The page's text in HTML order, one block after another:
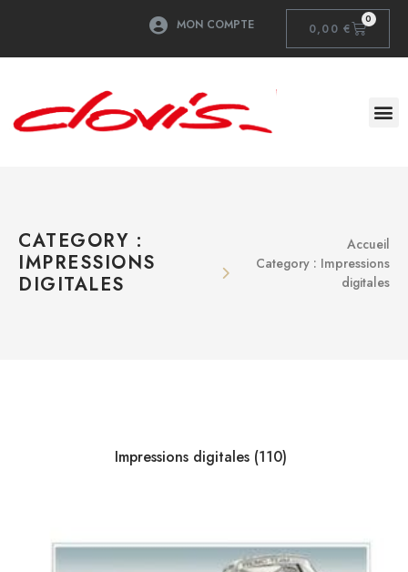
MON COMPTE 0,00€
0
CATEGORY :
IMPRESSIONS
DIGITALES
Accueil
Category : Impressions
digitales
catégories
Impressions digitales (110)